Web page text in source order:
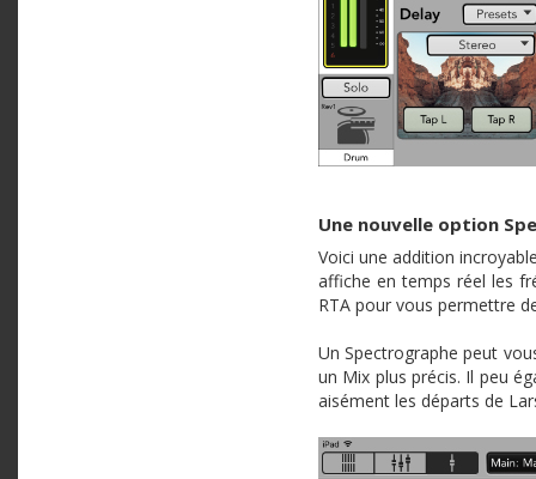
Une nouvelle option
Voici une addition
affiche en temps réel les
RTA pour vous permettre
Un Spectrographe peut
un Mix plus précis. Il peu
aisément les départs de